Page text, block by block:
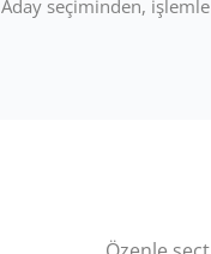
Aday seçiminden,